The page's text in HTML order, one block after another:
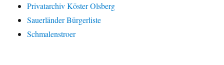
Privatarchiv Köster Olsberg
Sauerländer Bürgerliste
Schmalenstroer